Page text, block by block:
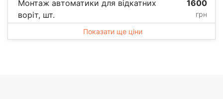
Монтаж автоматики для відкатних
воріт, шт.
1600
грн
Показати ще ціни